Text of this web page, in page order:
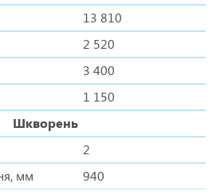
13 810
2 520
3 400
1 150
Шкворень
2
мм
940